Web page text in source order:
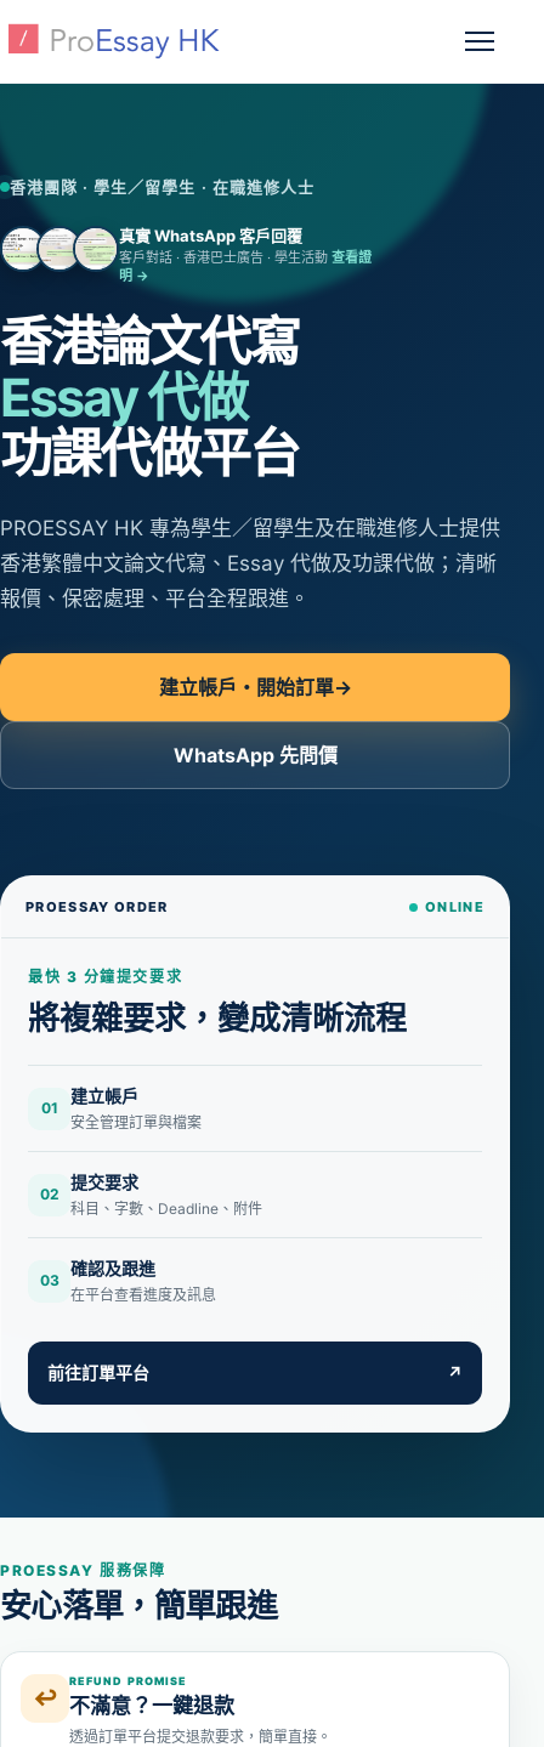
香港團隊 · 學生／留學生 · 在職進修人士
真實 WhatsApp 客戶回覆
客戶對話 · 香港巴士廣告 · 學生活動 查看證
明 →
香港論文代寫
Essay 代做
功課代做平台
PROESSAY HK 專為學生／留學生及在職進修人士提供
香港繁體中文論文代寫、Essay 代做及功課代做；清晰
報價、保密處理、平台全程跟進。
建立帳戶・開始訂單→
WhatsApp 先問價
PROESSAY ORDER ONLINE
最快 3 分鐘提交要求
將複雜要求，變成清晰流程
01
建立帳戶
安全管理訂單與檔案
02
提交要求
科目、字數、Deadline、附件
03
確認及跟進
在平台查看進度及訊息
前往訂單平台 ↗
PROESSAY 服務保障
安心落單，簡單跟進
↩
REFUND PROMISE
不滿意？一鍵退款
透過訂單平台提交退款要求，簡單直接。